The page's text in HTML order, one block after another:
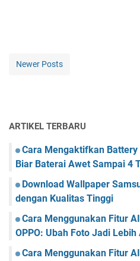
Newer Posts
ARTIKEL TERBARU
Cara Mengaktifkan Battery
Biar Baterai Awet Sampai 4
Download Wallpaper
dengan Kualitas Tinggi
Cara Menggunakan Fitur
OPPO: Ubah Foto Jadi
Cara Menggunakan Fitur